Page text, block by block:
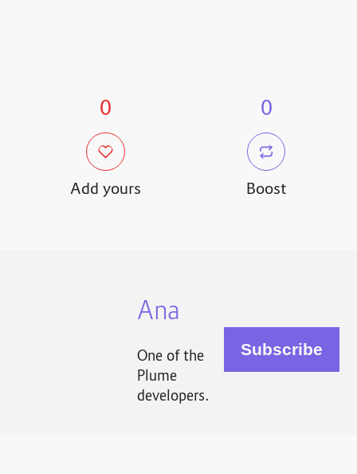
0
Add yours
0
Boost
Ana
One of the
Plume
developers.